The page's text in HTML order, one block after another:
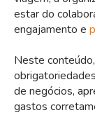
estar do
engajamento e
Neste
de negócios,
gastos